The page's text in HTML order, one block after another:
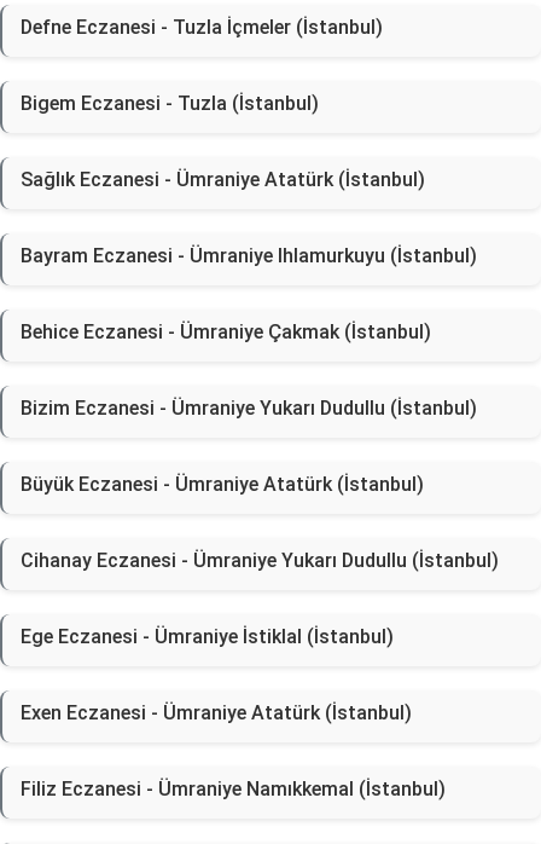
Defne Eczanesi - Tuzla İçmeler (İstanbul)
Bigem Eczanesi - Tuzla (İstanbul)
Sağlık Eczanesi - Ümraniye Atatürk (İstanbul)
Bayram Eczanesi - Ümraniye Ihlamurkuyu (İstanbul)
Behice Eczanesi - Ümraniye Çakmak (İstanbul)
Bizim Eczanesi - Ümraniye Yukarı Dudullu (İstanbul)
Büyük Eczanesi - Ümraniye Atatürk (İstanbul)
Cihanay Eczanesi - Ümraniye Yukarı Dudullu (İstanbul)
Ege Eczanesi - Ümraniye İstiklal (İstanbul)
Exen Eczanesi - Ümraniye Atatürk (İstanbul)
Filiz Eczanesi - Ümraniye Namıkkemal (İstanbul)